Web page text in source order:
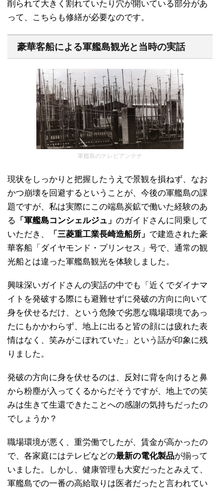
削られて大きく割れていたり穴が開いている部分があ
って、こちらも修繕が必要なのです。
豪華客船による軍艦島観光と当時の実話
軍艦島のテレビアンテナ
現状をしっかりと把握したうえで景観を損ねず、なお
かつ崩壊を回避するということが、今後の軍艦島の課
題ですが、私は実際にこの端島炭鉱で働いた経験のあ
る
「軍艦島コンシェルジュ」 のガイドさんに同乗して
いただき、
「三菱重工業長崎造船所」 で建造された豪
華客船「ダイヤモンド・プリンセス」号で、通常の観
光船とは違った軍艦島観光を体験しました。
興味深いガイドさんの実話の中でも「近くでダイナマ
イトを発破する際にも避難せずに発破の方向に向いて
身を伏せるだけ、という危険で劣悪な職場環境であっ
たにもかかわらず、地上に出ると皆の顔には疲れた表
情はなく、笑みがこぼれていた」という話が印象に残
りました。
発破の方向に身を伏せるのは、反対に背を向けると鼻
から粉塵が入ってくるからだそうですが、地上での笑
みは生きて生還できたことへの感謝の気持ちだったの
でしょうか？
職場環境が悪く、重労働でしたが、賃金が高かったの
で、各家庭にはテレビなどの最新の電化製品が揃って
いました。しかし、健康管理も大変だったとみえて、
軍艦島での一番の高給取りは医者だったと言われてい